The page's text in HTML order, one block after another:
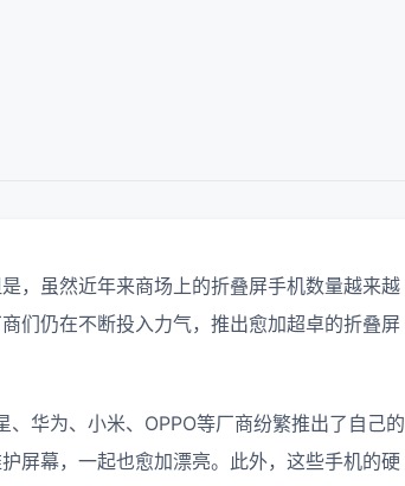
，虽然近年来商场上的折叠屏手机数量越来越
们仍在不断投入力气，推出愈加超卓的折叠屏
华为、小米、OPPO等厂商纷繁推出了自己的
屏幕，一起也愈加漂亮。此外，这些手机的硬